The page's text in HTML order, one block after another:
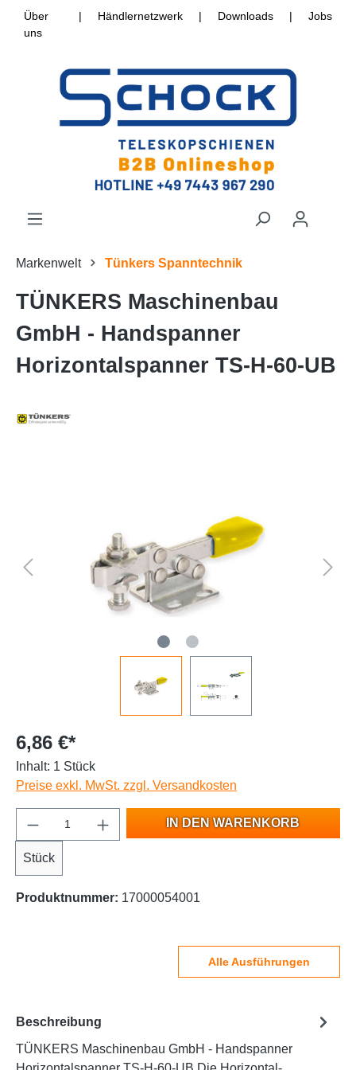
Über
uns
| Händlernetzwerk | Downloads | Jobs
Markenwelt Tünkers Spanntechnik
TÜNKERS Maschinenbau
GmbH - Handspanner
Horizontalspanner TS-H-60-UB
6,86 €*
Inhalt: 1 Stück
Preise exkl. MwSt. zzgl. Versandkosten
Stück
IN DEN WARENKORB
Produktnummer: 17000054001
Alle Ausführungen
Beschreibung
TÜNKERS Maschinenbau GmbH - Handspanner